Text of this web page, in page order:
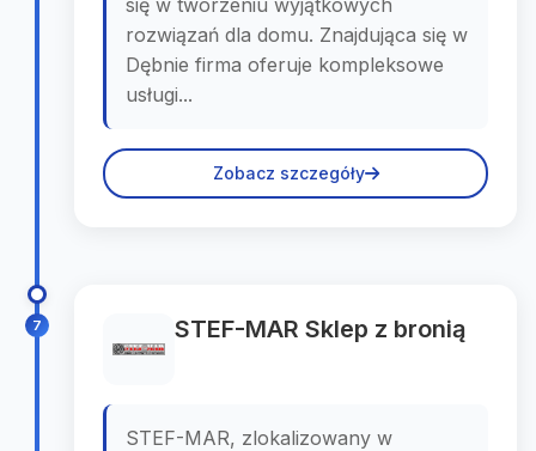
się w tworzeniu wyjątkowych
rozwiązań dla domu. Znajdująca się w
Dębnie firma oferuje kompleksowe
usługi...
Zobacz szczegóły
7 STEF-MAR Sklep z bronią
STEF-MAR, zlokalizowany w